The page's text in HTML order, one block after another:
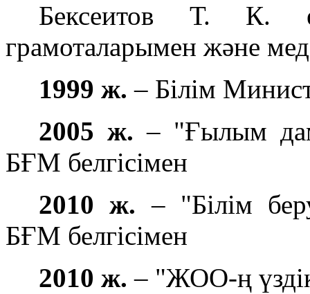
Бексеитов Т. К.
грамоталарымен және
1999 ж.– Білім
2005 ж.– "Ғылым
БҒМ белгісімен
2010 ж.– "Білім
БҒМ белгісімен
2010 ж.– "ЖОО-ң